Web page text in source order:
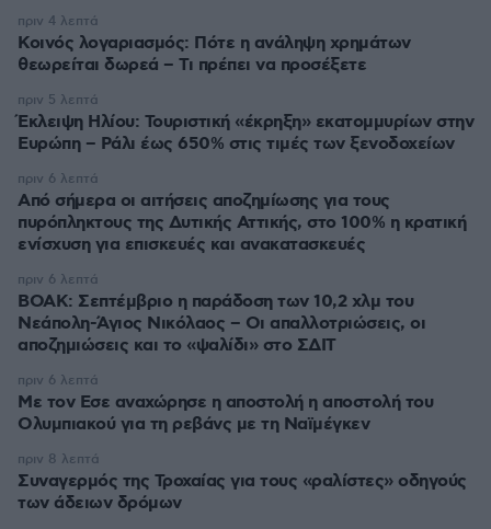
Κοινός λογαριασμός: Πότε η ανάληψη χρημάτων
θεωρείται δωρεά – Τι πρέπει να προσέξετε
πριν 4 λεπτά
Έκλειψη Ηλίου: Τουριστική «έκρηξη» εκατομμυρίων στην
Ευρώπη – Ράλι έως 650% στις τιμές των ξενοδοχείων
πριν 5 λεπτά
Από σήμερα οι αιτήσεις αποζημίωσης για τους
πυρόπληκτους της Δυτικής Αττικής, στο 100% η κρατική
ενίσχυση για επισκευές και ανακατασκευές
πριν 6 λεπτά
ΒΟΑΚ: Σεπτέμβριο η παράδοση των 10,2 χλμ του
Νεάπολη-Άγιος Νικόλαος – Οι απαλλοτριώσεις, οι
αποζημιώσεις και το «ψαλίδι» στο ΣΔΙΤ
πριν 6 λεπτά
Με τον Εσε αναχώρησε η αποστολή η αποστολή του
Ολυμπιακού για τη ρεβάνς με τη Ναϊμέγκεν
πριν 6 λεπτά
Συναγερμός της Τροχαίας για τους «ραλίστες» οδηγούς
των άδειων δρόμων
πριν 8 λεπτά